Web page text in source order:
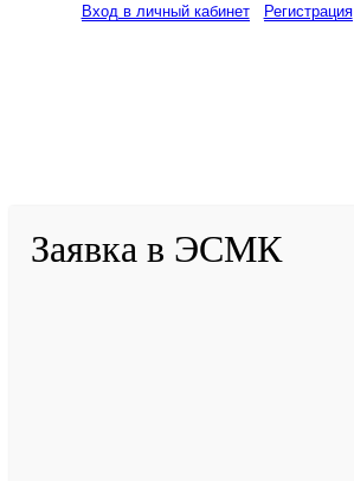
Вход в личный кабинет Регистрация
Заявка в ЭСМК